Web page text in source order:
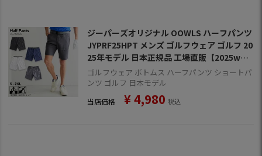
ジーパーズオリジナル OOWLS ハーフパンツ
JYPRF25HPT メンズ ゴルフウェア ゴルフ 20
25年モデル 日本正規品 工場直販【2025wea
rJY】
ゴルフウェア ボトムス ハーフパンツ ショートパ
ンツ ゴルフ 日本モデル
当店価格 ¥4,980 税込